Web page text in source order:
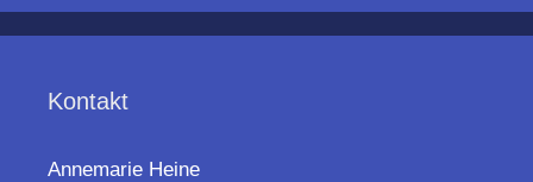
Kontakt
Annemarie Heine